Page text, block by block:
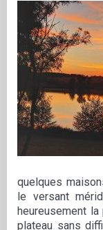
quelques
le versant
heureusement
plateau sans